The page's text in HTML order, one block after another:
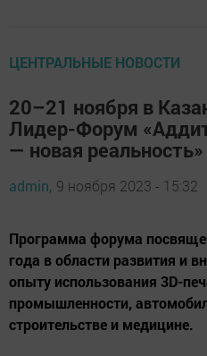
ЦЕНТРАЛЬНЫЕ НОВОСТИ
20–21 ноября в
Лидер-Форум
— новая реальность»
admin, 9 ноября 2023 - 15:32
Программа форума
года в области развития и
опыту использования 3D-
промышленности,
строительстве и медицине.